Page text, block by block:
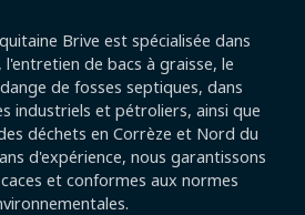
Brive est spécialisée dans
l'entretien de bacs à graisse, le
de fosses septiques, dans
industriels et pétroliers, ainsi que
déchets en Corrèze et Nord du
d'expérience, nous garantissons
et conformes aux normes